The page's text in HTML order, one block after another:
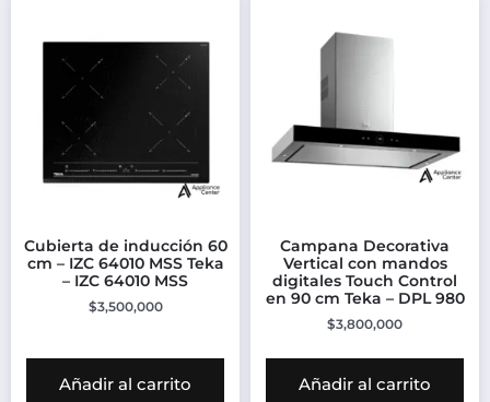
Cubierta de inducción 60
cm – IZC 64010 MSS Teka
– IZC 64010 MSS
$3,500,000
Añadir al carrito
Campana Decorativa
Vertical con mandos
digitales Touch Control
en 90 cm Teka – DPL 980
$3,800,000
Añadir al carrito